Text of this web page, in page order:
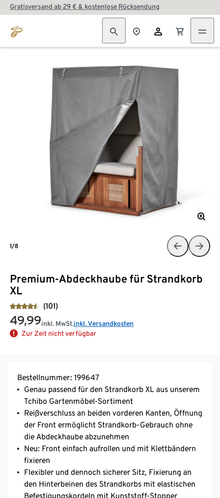
Gratisversand ab 29 € & kostenlose Rücksendung
Premium-Abdeckhaube für Strandkorb
XL
(101)
49,99inkl. MwSt.inkl. Versandkosten
Zur Zeit nicht verfügbar
1/8
Bestellnummer: 199647
Genau passend für den Strandkorb XL aus unserem
Tchibo Gartenmöbel-Sortiment
Reißverschluss an beiden vorderen Kanten, Öffnung
der Front ermöglicht Strandkorb-Gebrauch ohne
die Abdeckhaube abzunehmen
Neu: Front einfach aufrollen und mit Klettbändern
fixieren
Flexibler und dennoch sicherer Sitz, Fixierung an
den Hinterbeinen des Strandkorbs mit elastischen
Befestigungskordeln mit Kunststoff-Stopper